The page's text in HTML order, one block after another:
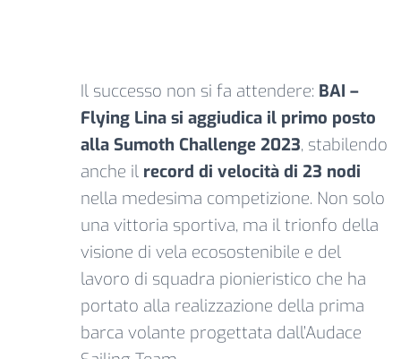
Il successo non si fa attendere: BAI –
Flying Lina si aggiudica il primo posto
alla Sumoth Challenge 2023, stabilendo
anche il record di velocità di 23 nodi
nella medesima competizione. Non solo
una vittoria sportiva, ma il trionfo della
visione di vela ecosostenibile e del
lavoro di squadra pionieristico che ha
portato alla realizzazione della prima
barca volante progettata dall’Audace